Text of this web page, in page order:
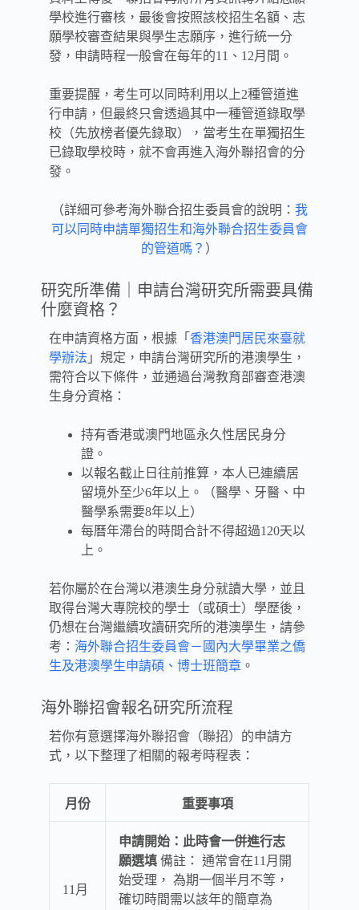
學校進行審核，最後會按照該校招生名額、志
願學校審查結果與學生志願序，進行統一分
發，申請時程一般會在每年的11、12月間。
重要提醒，考生可以同時利用以上2種管道進
行申請，但最終只會透過其中一種管道錄取學
校（先放榜者優先錄取），當考生在單獨招生
已錄取學校時，就不會再進入海外聯招會的分
發。
（詳細可參考海外聯合招生委員會的說明： 我
可以同時申請單獨招生和海外聯合招生委員會
的管道嗎？ ）
研究所準備｜申請台灣研究所需要具備
什麼資格？
在申請資格方面，根據「香港澳門居民來臺就
學辦法 」規定，申請台灣研究所的港澳學生，
需符合以下條件，並通過台灣教育部審查港澳
生身分資格：
持有香港或澳門地區永久性居民身分
證。
以報名截止日往前推算，本人已連續居
留境外至少6年以上。（醫學、牙醫、中
醫學系需要8年以上）
每曆年滯台的時間合計不得超過120天以
上。
若你屬於在台灣以港澳生身分就讀大學，並且
取得台灣大專院校的學士（或碩士）學歷後，
仍想在台灣繼續攻讀研究所的港澳學生，請參
考： 海外聯合招生委員會－國內大學畢業之僑
生及港澳學生申請碩、博士班簡章 。
海外聯招會報名研究所流程
若你有意選擇海外聯招會（聯招）的申請方
式，以下整理了相關的報考時程表：
月份 重要事項
11月
申請開始：此時會一併進行志
願選填備註： 通常會在11月開
始受理， 為期一個半月不等，
確切時間需以該年的簡章為